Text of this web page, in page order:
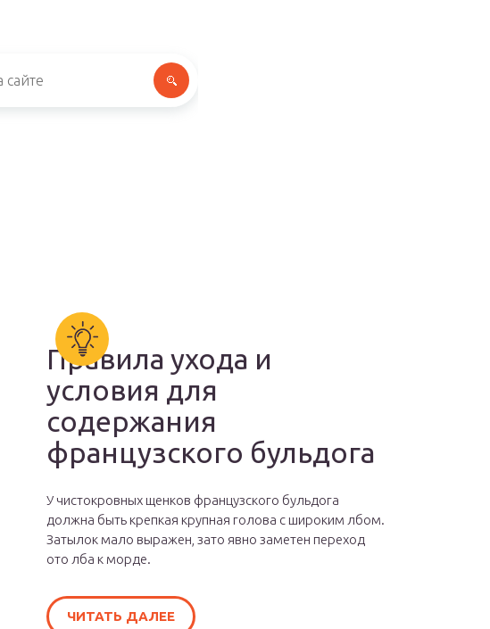
Правила ухода и
условия для
содержания
французского бульдога
У чистокровных щенков французского бульдога
должна быть крепкая крупная голова с широким лбом.
Затылок мало выражен, зато явно заметен переход
ото лба к морде.
ЧИТАТЬ ДАЛЕЕ